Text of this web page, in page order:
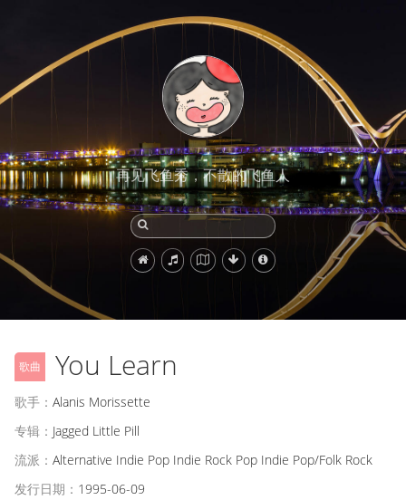
再见飞鱼秀，不散的飞鱼人
歌曲 You Learn
歌手： Alanis Morissette
专辑： Jagged Little Pill
流派： Alternative Indie Pop Indie Rock Pop Indie Pop/Folk Rock
发行日期： 1995-06-09